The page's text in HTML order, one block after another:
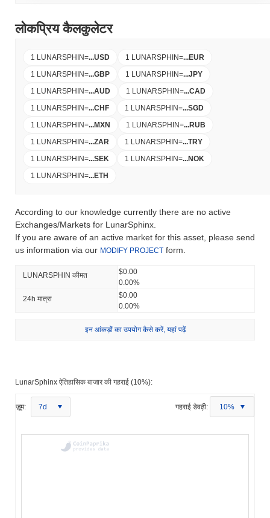
लोकप्रिय कैलकुलेटर
1 LUNARSPHIN=...USD 1 LUNARSPHIN=...EUR
1 LUNARSPHIN=...GBP 1 LUNARSPHIN=...JPY
1 LUNARSPHIN=...AUD 1 LUNARSPHIN=...CAD
1 LUNARSPHIN=...CHF 1 LUNARSPHIN=...SGD
1 LUNARSPHIN=...MXN 1 LUNARSPHIN=...RUB
1 LUNARSPHIN=...ZAR 1 LUNARSPHIN=...TRY
1 LUNARSPHIN=...SEK 1 LUNARSPHIN=...NOK
1 LUNARSPHIN=...ETH
According to our knowledge currently there are no active
Exchanges/Markets for LunarSphinx.
If you are aware of an active market for this asset, please send
us information via our MODIFY PROJECT form.
LUNARSPHIN कीमत
$0.00
0.00%
24h मात्रा
$0.00
0.00%
इन आंकड़ों का उपयोग कैसे करें, यहां पढ़ें
LunarSphinx ऐतिहासिक बाजार की गहराई (10%):
ज़ूम: 7d गहराई डेवढ़ी: 10%